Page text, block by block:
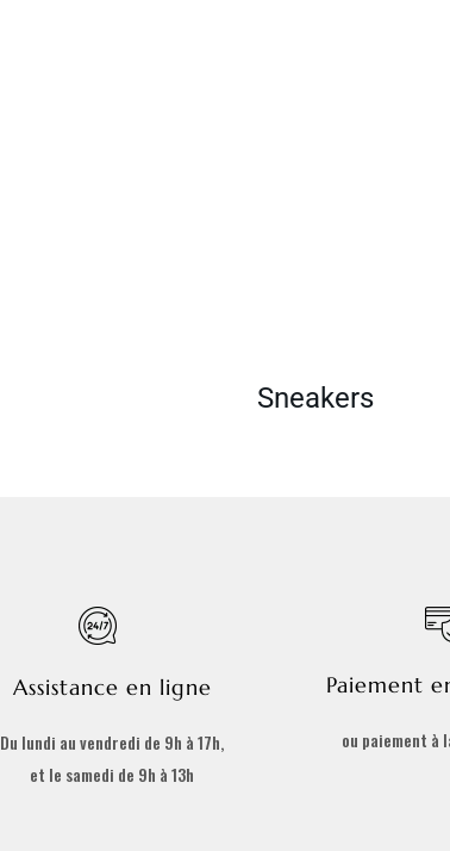
Sneakers
Assistance en ligne
Du lundi au vendredi de 9h à 17h,
et le samedi de 9h à 13h
Paiement
ou paiement à